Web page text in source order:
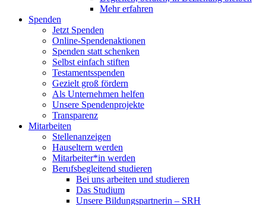
Mehr erfahren
Spenden
Jetzt Spenden
Online-Spendenaktionen
Spenden statt schenken
Selbst einfach stiften
Testamentsspenden
Gezielt groß fördern
Als Unternehmen helfen
Unsere Spendenprojekte
Transparenz
Mitarbeiten
Stellenanzeigen
Hauseltern werden
Mitarbeiter*in werden
Berufsbegleitend studieren
Bei uns arbeiten und studieren
Das Studium
Unsere Bildungspartnerin – SRH